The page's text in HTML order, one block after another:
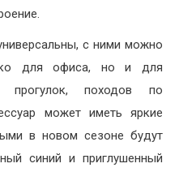
с ними можно
для офиса, но и для
прогулок, походов по
может иметь яркие
в новом сезоне будут
синий и приглушенный